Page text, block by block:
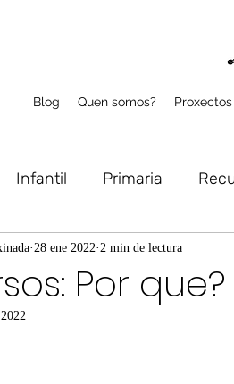
Blog Quen somos? Proxectos
Infantil Primaria
Volume Microproxectos
Por
28 ene 2022 2 min de lectura